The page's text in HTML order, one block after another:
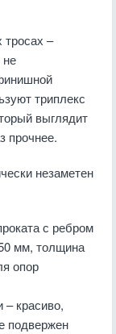
–
не
триплекс
выглядит
прочнее.
незаметен
с ребром
мм, толщина
опор
красиво,
подвержен